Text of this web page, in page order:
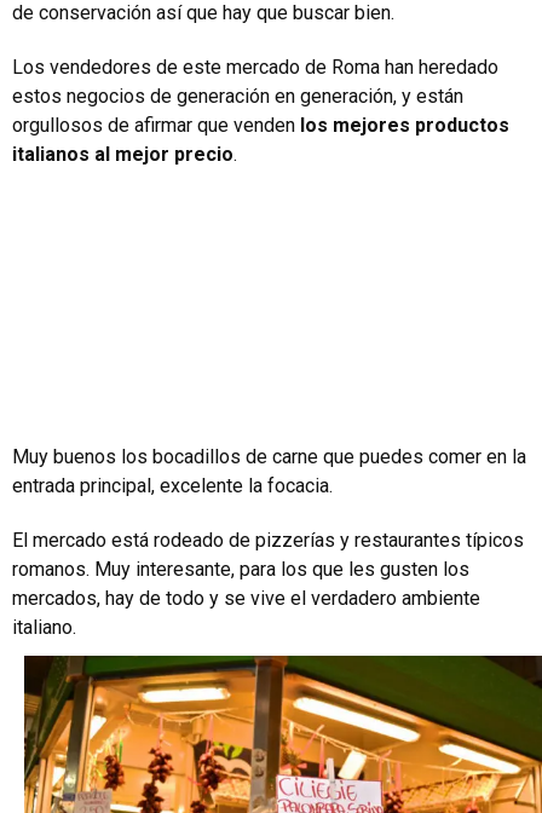
de conservación así que hay que buscar bien.
Los vendedores de este mercado de Roma han heredado
estos negocios de generación en generación, y están
orgullosos de afirmar que venden los mejores productos
italianos al mejor precio.
Muy buenos los bocadillos de carne que puedes comer en la
entrada principal, excelente la focacia.
El mercado está rodeado de pizzerías y restaurantes típicos
romanos. Muy interesante, para los que les gusten los
mercados, hay de todo y se vive el verdadero ambiente
italiano.